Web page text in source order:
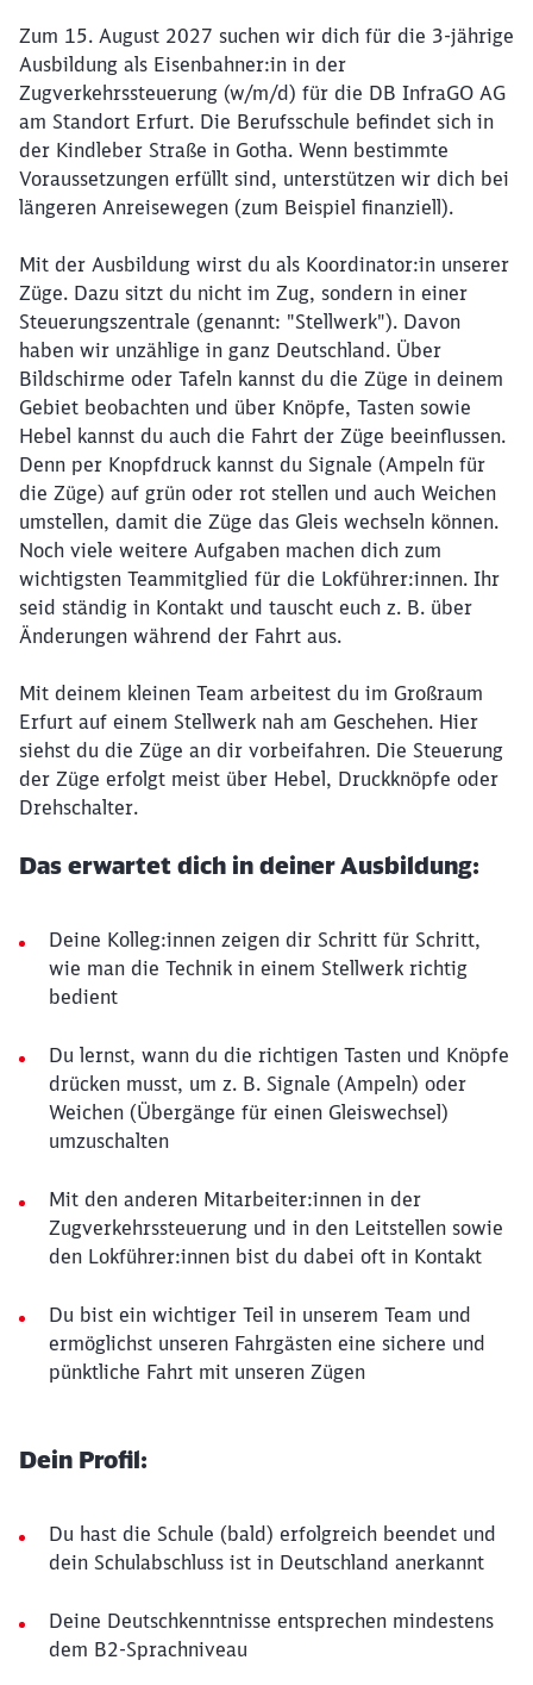
Zum 15. August 2027 suchen wir dich für die 3-jährige
Ausbildung als Eisenbahner:in in der
Zugverkehrssteuerung (w/m/d) für die DB InfraGO AG
am Standort Erfurt. Die Berufsschule befindet sich in
der Kindleber Straße in Gotha. Wenn bestimmte
Voraussetzungen erfüllt sind, unterstützen wir dich bei
längeren Anreisewegen (zum Beispiel finanziell).
Mit der Ausbildung wirst du als Koordinator:in unserer
Züge. Dazu sitzt du nicht im Zug, sondern in einer
Steuerungszentrale (genannt: "Stellwerk"). Davon
haben wir unzählige in ganz Deutschland. Über
Bildschirme oder Tafeln kannst du die Züge in deinem
Gebiet beobachten und über Knöpfe, Tasten sowie
Hebel kannst du auch die Fahrt der Züge beeinflussen.
Denn per Knopfdruck kannst du Signale (Ampeln für
die Züge) auf grün oder rot stellen und auch Weichen
umstellen, damit die Züge das Gleis wechseln können.
Noch viele weitere Aufgaben machen dich zum
wichtigsten Teammitglied für die Lokführer:innen. Ihr
seid ständig in Kontakt und tauscht euch z. B. über
Änderungen während der Fahrt aus.
Mit deinem kleinen Team arbeitest du im Großraum
Erfurt auf einem Stellwerk nah am Geschehen. Hier
siehst du die Züge an dir vorbeifahren. Die Steuerung
der Züge erfolgt meist über Hebel, Druckknöpfe oder
Drehschalter.
Das erwartet dich in deiner Ausbildung:
Deine Kolleg:innen zeigen dir Schritt für Schritt,
wie man die Technik in einem Stellwerk richtig
bedient
Du lernst, wann du die richtigen Tasten und Knöpfe
drücken musst, um z. B. Signale (Ampeln) oder
Weichen (Übergänge für einen Gleiswechsel)
umzuschalten
Mit den anderen Mitarbeiter:innen in der
Zugverkehrssteuerung und in den Leitstellen sowie
den Lokführer:innen bist du dabei oft in Kontakt
Du bist ein wichtiger Teil in unserem Team und
ermöglichst unseren Fahrgästen eine sichere und
pünktliche Fahrt mit unseren Zügen
Dein Profil:
Du hast die Schule (bald) erfolgreich beendet und
dein Schulabschluss ist in Deutschland anerkannt
Deine Deutschkenntnisse entsprechen mindestens
dem B2-Sprachniveau